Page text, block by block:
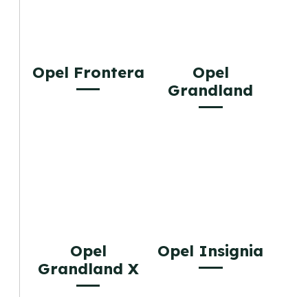
Opel Frontera
Opel
Grandland
Opel
Grandland X
Opel Insignia